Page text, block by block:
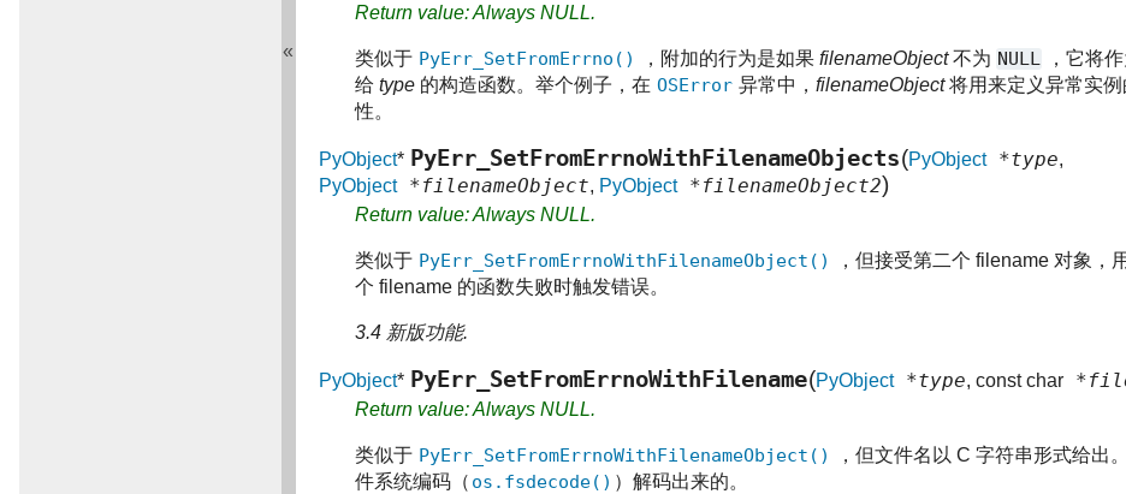
Return value: Always NULL.
类似于 PyErr_SetFromErrno() ，附加的行为是如果filenameObject不为 NULL ，它将
给type 的构造函数。举个例子，在 OSError 异常中，filenameObject将用来定义异常实例
性。
PyObject* PyErr_SetFromErrnoWithFilenameObjects(PyObject*type,
PyObject*filenameObject, PyObject*filenameObject2)
Return value: Always NULL.
类似于 PyErr_SetFromErrnoWithFilenameObject()
，但接受第二个 filename 对象，
个 filename 的函数失败时触发错误。
3.4 新版功能.
PyObject* PyErr_SetFromErrnoWithFilename(PyObject*type, const char
Return value: Always NULL.
类似于 PyErr_SetFromErrnoWithFilenameObject() ，但文件名以 C 字符串形式给出
件系统编码（ os.fsdecode() ）解码出来的。
«